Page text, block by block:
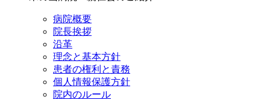
病院概要
院長挨拶
沿革
理念と基本方針
患者の権利と責務
個人情報保護方針
院内のルール